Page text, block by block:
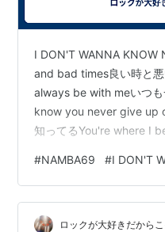
I DON'T WANNA
and bad times良い時と
always be with meいつ
know you never give up
知ってるYou're where I
だ Will you feel the same
When the time starts to
#NAMBA69 #I DON'T
ロックが大好きだから